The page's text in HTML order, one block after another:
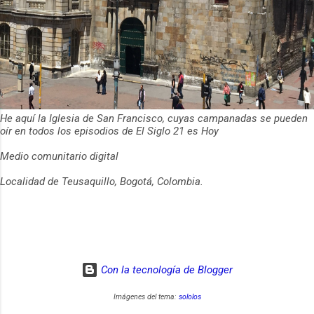
He aquí la Iglesia de San Francisco, cuyas campanadas se pueden
oír en todos los episodios de El Siglo 21 es Hoy
Medio comunitario digital
Localidad de Teusaquillo, Bogotá, Colombia.
Con la tecnología de Blogger
Imágenes del tema: sololos